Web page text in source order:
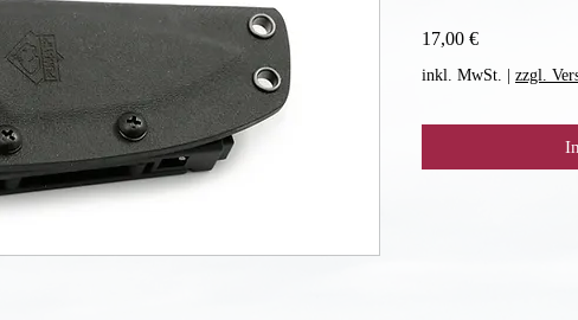
17,00 €Preis
inkl. MwSt. zzgl.